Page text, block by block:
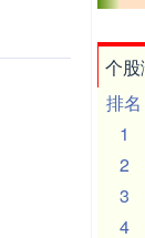
个股
排名
1
2
3
4